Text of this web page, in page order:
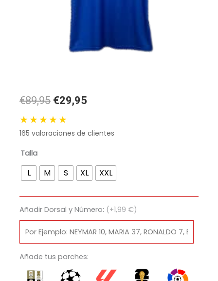
€89,95 El
original
era:
€29,95
es:
★★★★★
165 valoraciones de clientes
Talla
L M S XL XXL
Añadir Dorsal y Número: (+1,99 €)
Añade tus parches:
Camiseta
Retro
Real
1992/93
cantidad